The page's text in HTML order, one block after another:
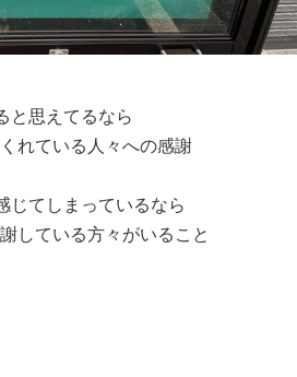
と思えてるなら
れている人々への感謝
じてしまっているなら
している方々がいること